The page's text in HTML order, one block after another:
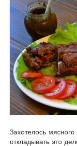
Захотелось
откладывать это